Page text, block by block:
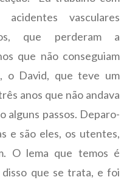
vasculares
que perderam a
que não conseguiam
o David, que teve um
anos que não andava
alguns passos. Deparo-
e são eles, os utentes,
O lema que temos é
que se trata, e foi